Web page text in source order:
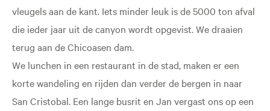
vleugels aan de kant. Iets minder leuk is de 5000 ton afval
die ieder jaar uit de canyon wordt opgevist. We draaien
terug aan de Chicoasen dam.
We lunchen in een restaurant in de stad, maken er een
korte wandeling en rijden dan verder de bergen in naar
San Cristobal. Een lange busrit en Jan vergast ons op een